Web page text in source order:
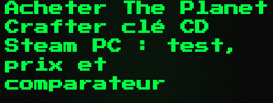
Acheter The Planet
Crafter clé CD
Steam PC : test,
prix et
comparateur